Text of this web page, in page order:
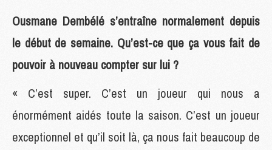
Ousmane Dembélé s’entraîne normalement depuis
le début de semaine. Qu’est-ce que ça vous fait de
pouvoir à nouveau compter sur lui ?
« C’est super. C’est un joueur qui nous a
énormément aidés toute la saison. C’est un joueur
exceptionnel et qu’il soit là, ça nous fait beaucoup de